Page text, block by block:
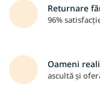
Returnare
96%
Oameni
ascultă și